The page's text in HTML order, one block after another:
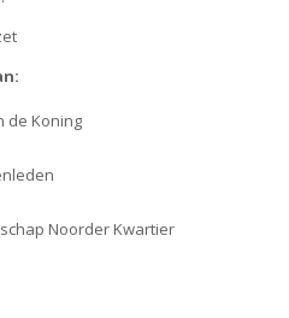
de Koning
Noorder Kwartier